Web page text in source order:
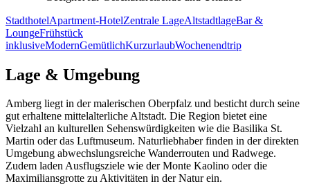
StadthotelApartment-HotelZentrale LageAltstadtlageBar &
LoungeFrühstück
inklusiveModernGemütlichKurzurlaubWochenendtrip
Lage & Umgebung
Amberg liegt in der malerischen Oberpfalz und besticht durch seine
gut erhaltene mittelalterliche Altstadt. Die Region bietet eine
Vielzahl an kulturellen Sehenswürdigkeiten wie die Basilika St.
Martin oder das Luftmuseum. Naturliebhaber finden in der direkten
Umgebung abwechslungsreiche Wanderrouten und Radwege.
Zudem laden Ausflugsziele wie der Monte Kaolino oder die
Maximiliansgrotte zu Aktivitäten in der Natur ein.